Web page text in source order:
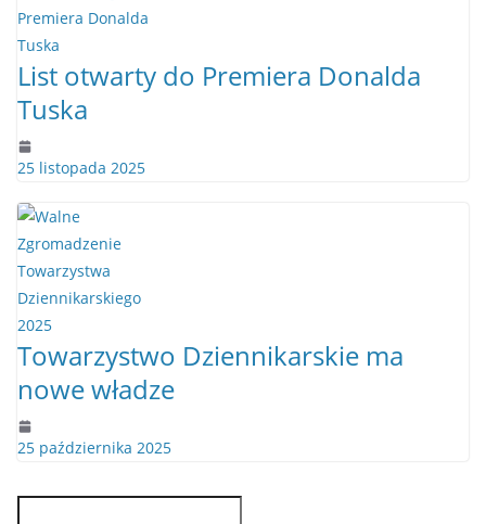
List otwarty do Premiera Donalda
Tuska
25 listopada 2025
Towarzystwo Dziennikarskie ma
nowe władze
25 października 2025